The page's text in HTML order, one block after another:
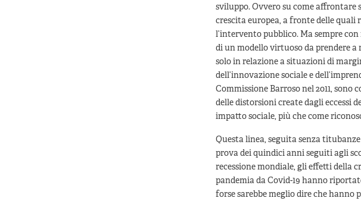
sviluppo. Ovvero su come
crescita europea, a fronte delle quali
l’intervento pubblico. Ma sempre
di un modello virtuoso da prendere
solo in relazione a situazioni di
dell’innovazione sociale e
Commissione Barroso nel 2011,
delle distorsioni create dagli eccessi
impatto sociale, più che come
Questa linea, seguita senza
prova dei quindici anni seguiti agli
recessione mondiale, gli effetti della
pandemia da Covid-19 hanno
forse sarebbe meglio dire che